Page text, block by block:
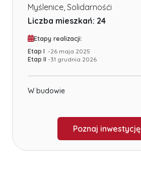
Myślenice Solidarnośći
Liczba mieszkań: 24
Etapy realizacji:
Etap I -26 maja 2025
Etap II -31 grudnia 2026
W budowie
Poznaj inwestycję